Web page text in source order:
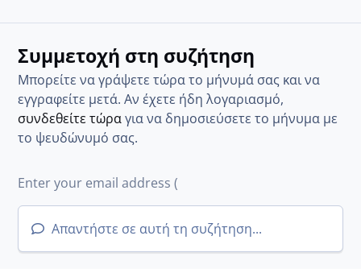
Συμμετοχή στη συζήτηση
Μπορείτε να γράψετε τώρα το μήνυμά σας και να
εγγραφείτε μετά. Αν έχετε ήδη λογαριασμό,
συνδεθείτε τώραγια να δημοσιεύσετε το μήνυμα με
το ψευδώνυμό σας.
Απαντήστε σε αυτή τη συζήτηση...